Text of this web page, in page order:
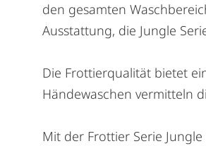
den gesamten
Ausstattung, die Jungle
Die Frottierqualität bietet
Händewaschen vermitteln
Mit der Frottier Serie